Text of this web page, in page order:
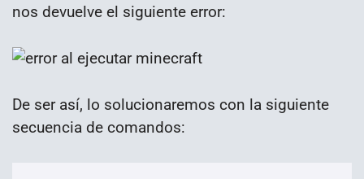
nos devuelve el siguiente error:
De ser así, lo solucionaremos con la siguiente
secuencia de comandos: